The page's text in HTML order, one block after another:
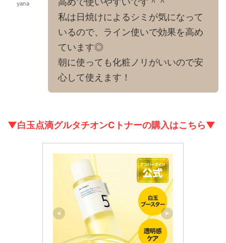
yana
私は日焼けによるシミが気になって
いるので、ライン使いで効果を高め
ています◎
朝に使っても化粧ノリがいいので安
心して使えます！
▼白玉点滴グルタチオンCトナーの購入はこちら▼